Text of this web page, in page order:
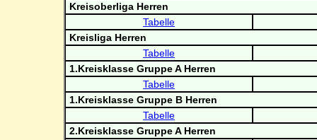
Kreisoberliga Herren
Tabelle
Kreisliga Herren
Tabelle
1.Kreisklasse Gruppe A Herren
Tabelle
1.Kreisklasse Gruppe B Herren
Tabelle
2.Kreisklasse Gruppe A Herren